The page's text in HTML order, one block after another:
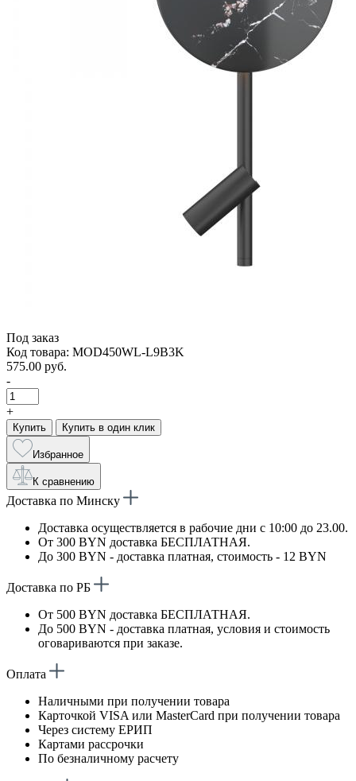
Под заказ
Код товара: MOD450WL-L9B3K
575.00 руб.
-
+
Купить Купить в один клик
Избранное
К сравнению
Доставка по Минску
Доставка осуществляется в рабочие дни с 10:00 до 23.00.
От 300 BYN доставка БЕСПЛАТНАЯ.
До 300 BYN - доставка платная, стоимость - 12 BYN
Доставка по РБ
От 500 BYN доставка БЕСПЛАТНАЯ.
До 500 BYN - доставка платная, условия и стоимость
оговариваются при заказе.
Оплата
Наличными при получении товара
Карточкой VISA или MasterCard при получении товара
Через систему ЕРИП
Картами рассрочки
По безналичному расчету